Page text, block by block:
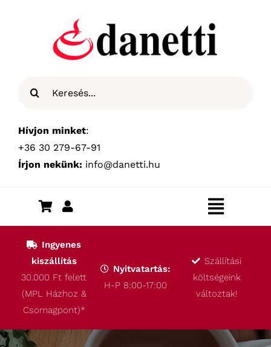
Hívjon minket:
+36 30 279-67-91
Írjon nekünk: info@danetti.hu
Toggle
Kezdőlap
Termékeink
Ingyenes
kiszállítás
30.000 Ft felett
(MPL Házhoz &
Csomagpont)*
Nyitvatartás:
H-P 8:00-17:00
Szállítási
költségeink
változtak!